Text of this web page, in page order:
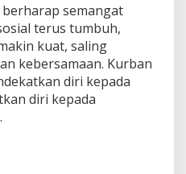
semangat
terus tumbuh,
kuat, saling
kebersamaan. Kurban
diri kepada
diri kepada